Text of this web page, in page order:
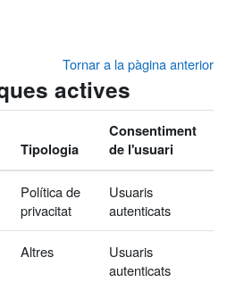
Tornar a la pàgina anterior
actives
Tipologia
Consentiment
de l'usuari
Política de
privacitat
Usuaris
autenticats
Altres
Usuaris
autenticats